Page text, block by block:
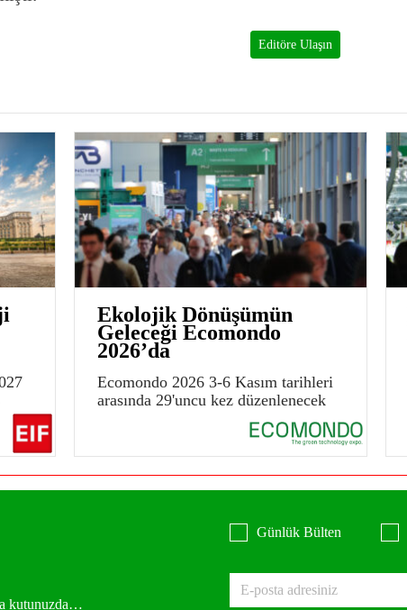
Editöre Ulaşın
Ekolojik Dönüşümün
Geleceği Ecomondo
2026’da
Ecomondo 2026 3-6 Kasım tarihleri
arasında 29'uncu kez düzenlenecek
kutunuzda…
Günlük Bülten